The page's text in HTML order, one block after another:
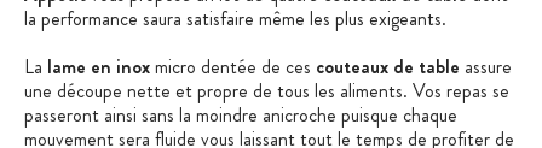
la performance saura satisfaire même les plus exigeants.
La lame en inoxmicro dentée de ces couteaux de table assure
une découpe nette et propre de tous les aliments. Vos repas se
passeront ainsi sans la moindre anicroche puisque chaque
mouvement sera fluide vous laissant tout le temps de profiter de